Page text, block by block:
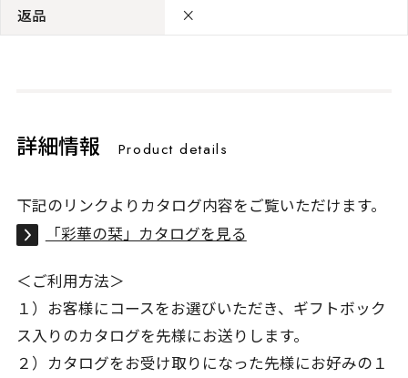
返品
×
詳細情報 Product details
下記のリンクよりカタログ内容をご覧いただけます。
「彩華の栞」カタログを見る
＜ご利用方法＞
１）お客様にコースをお選びいただき、ギフトボック
ス入りのカタログを先様にお送りします。
２）カタログをお受け取りになった先様にお好みの１